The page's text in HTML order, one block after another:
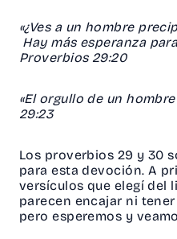
«¿Ves a un hombre
Hay más esperanza
Proverbios 29:20
«El orgullo de un
29:23
Los proverbios 29 y 30
para esta devoción. A
versículos que elegí del
parecen encajar ni
pero esperemos y